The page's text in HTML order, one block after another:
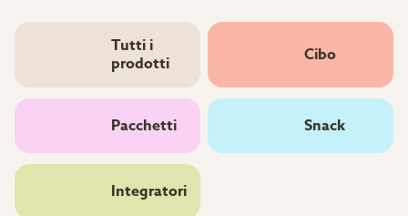
Tutti i
prodotti
Cibo
Pacchetti Snack
Integratori